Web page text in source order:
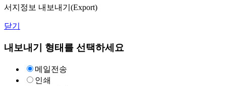
서지정보 내보내기(Export)
닫기
내보내기 형태를 선택하세요
메일전송
인쇄